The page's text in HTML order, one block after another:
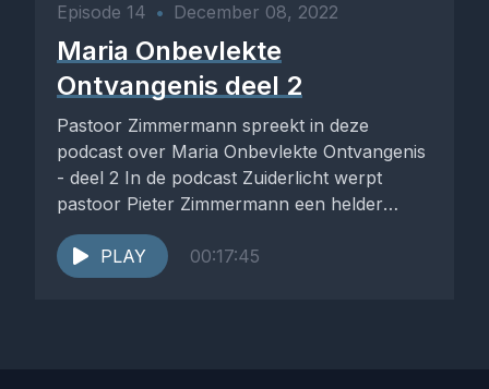
Episode 14 • December 08, 2022
Maria Onbevlekte
Ontvangenis deel 2
Pastoor Zimmermann spreekt in deze
podcast over Maria Onbevlekte Ontvangenis
- deel 2 In de podcast Zuiderlicht werpt
pastoor Pieter Zimmermann een helder
licht...
PLAY
00:17:45